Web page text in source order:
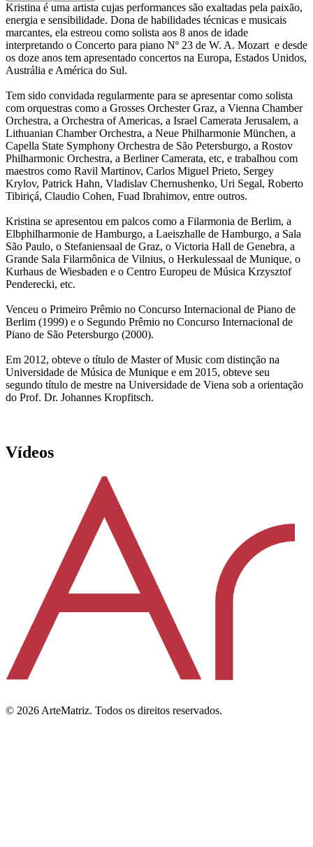
Kristina é uma artista cujas performances são exaltadas pela paixão,
energia e sensibilidade. Dona de habilidades técnicas e musicais
marcantes, ela estreou como solista aos 8 anos de idade
interpretando o Concerto para piano Nº 23 de W. A. Mozart e desde
os doze anos tem apresentado concertos na Europa, Estados Unidos,
Austrália e América do Sul.
Tem sido convidada regularmente para se apresentar como solista
com orquestras como a Grosses Orchester Graz, a Vienna Chamber
Orchestra, a Orchestra of Americas, a Israel Camerata Jerusalem, a
Lithuanian Chamber Orchestra, a Neue Philharmonie München, a
Capella State Symphony Orchestra de São Petersburgo, a Rostov
Philharmonic Orchestra, a Berliner Camerata, etc, e trabalhou com
maestros como Ravil Martinov, Carlos Miguel Prieto, Sergey
Krylov, Patrick Hahn, Vladislav Chernushenko, Uri Segal, Roberto
Tibiriçá, Claudio Cohen, Fuad Ibrahimov, entre outros.
Kristina se apresentou em palcos como a Filarmonia de Berlim, a
Elbphilharmonie de Hamburgo, a Laeiszhalle de Hamburgo, a Sala
São Paulo, o Stefaniensaal de Graz, o Victoria Hall de Genebra, a
Grande Sala Filarmônica de Vilnius, o Herkulessaal de Munique, o
Kurhaus de Wiesbaden e o Centro Europeu de Música Krzysztof
Penderecki, etc.
Venceu o Primeiro Prêmio no Concurso Internacional de Piano de
Berlim (1999) e o Segundo Prêmio no Concurso Internacional de
Piano de São Petersburgo (2000).
Em 2012, obteve o título de Master of Music com distinção na
Universidade de Música de Munique e em 2015, obteve seu
segundo título de mestre na Universidade de Viena sob a orientação
do Prof. Dr. Johannes Kropfitsch.
Vídeos
© 2026 ArteMatriz. Todos os direitos reservados.